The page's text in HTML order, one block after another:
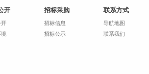
开
开
招标采购
招标信息
招标公示
联系方式
导航地图
联系我们